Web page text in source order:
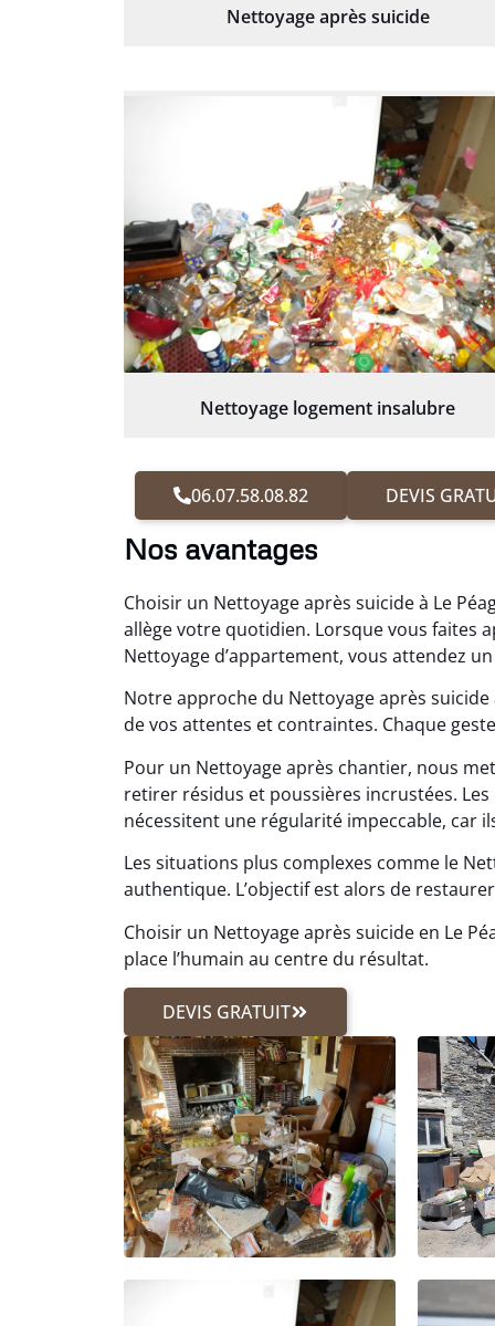
Nettoyage après suicide
Nettoyage logement insalubre
06.07.58.08.82 DEVIS
Nos avantages
Choisir un Nettoyage après suicide à Le
allège votre quotidien. Lorsque vous faites
Nettoyage d’appartement, vous attendez
Notre approche du Nettoyage après
de vos attentes et contraintes. Chaque
Pour un Nettoyage après chantier, nous
retirer résidus et poussières incrustées.
nécessitent une régularité impeccable, car
Les situations plus complexes comme le
authentique. L’objectif est alors de
Choisir un Nettoyage après suicide en Le
place l’humain au centre du résultat.
DEVIS GRATUIT